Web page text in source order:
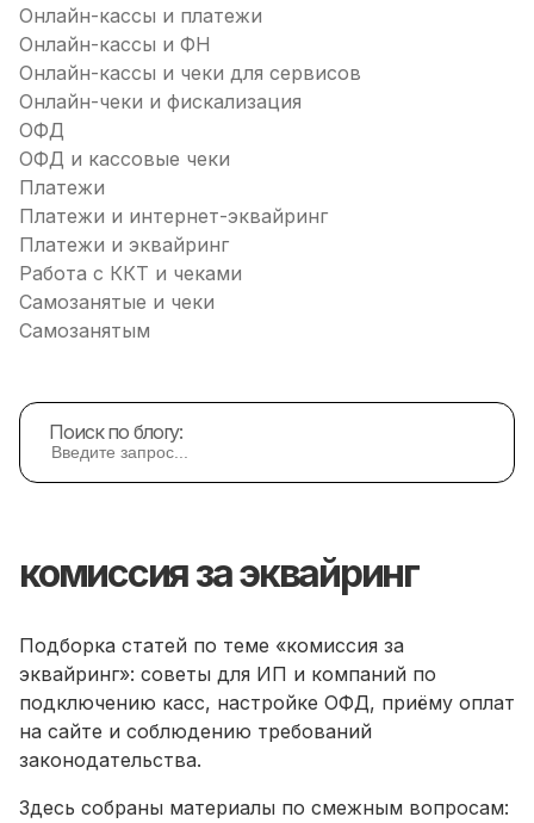
Онлайн-кассы и платежи
Онлайн-кассы и ФН
Онлайн-кассы и чеки для сервисов
Онлайн-чеки и фискализация
ОФД
ОФД и кассовые чеки
Платежи
Платежи и интернет-эквайринг
Платежи и эквайринг
Работа с ККТ и чеками
Самозанятые и чеки
Самозанятым
Поиск по блогу:
комиссия за эквайринг
Подборка статей по теме «комиссия за
эквайринг»: советы для ИП и компаний по
подключению касс, настройке ОФД, приёму оплат
на сайте и соблюдению требований
законодательства.
Здесь собраны материалы по смежным вопросам: